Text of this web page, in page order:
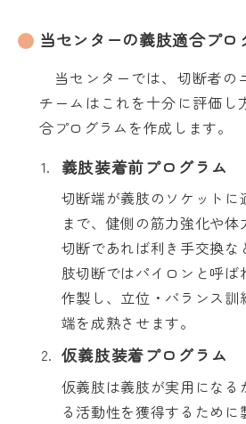
当センターの義肢適合プロ
当センターでは、切断者の
チームはこれを十分に評価し
合プログラムを作成します。
義肢装着前プログラム
切断端が義肢のソケットに
まで、健側の筋力強化や
切断であれば利き手交換な
肢切断ではパイロンと呼ば
作製し、立位・バランス訓
端を成熟させます。
仮義肢装着プログラム
仮義肢は義肢が実用になる
る活動性を獲得するため